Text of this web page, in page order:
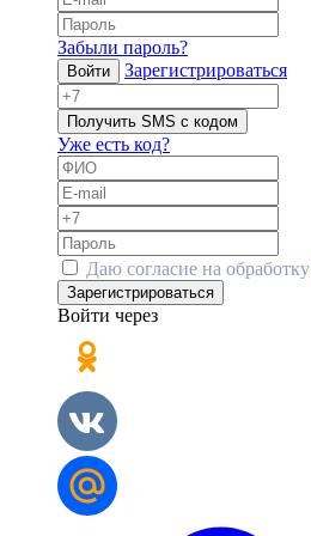
Забыли пароль?
Войти Зарегистрироваться
Получить SMS с кодом
Уже есть код?
Даю согласие на обработку
Зарегистрироваться
Войти через